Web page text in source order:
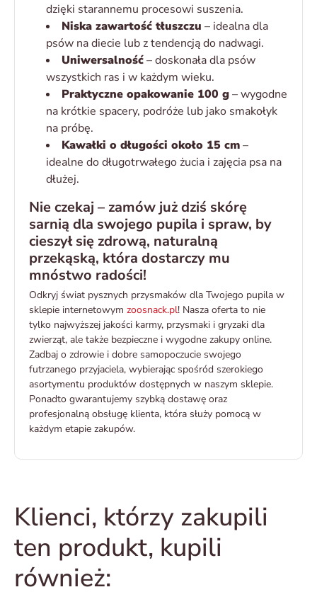
dzięki starannemu procesowi suszenia.
Niska zawartość tłuszczu – idealna dla
psów na diecie lub z tendencją do nadwagi.
Uniwersalność– doskonała dla psów
wszystkich ras i w każdym wieku.
Praktyczne opakowanie 100 g– wygodne
na krótkie spacery, podróże lub jako smakołyk
na próbę.
Kawałki o długości około 15 cm–
idealne do długotrwałego żucia i zajęcia psa na
dłużej.
Nie czekaj – zamów już dziś skórę
sarnią dla swojego pupila i spraw, by
cieszył się zdrową, naturalną
przekąską, która dostarczy mu
mnóstwo radości!
Odkryj świat pysznych przysmaków dla Twojego pupila w
sklepie internetowym zoosnack.pl! Nasza oferta to nie
tylko najwyższej jakości karmy, przysmaki i gryzaki dla
zwierząt, ale także bezpieczne i wygodne zakupy online.
Zadbaj o zdrowie i dobre samopoczucie swojego
futrzanego przyjaciela, wybierając spośród szerokiego
asortymentu produktów dostępnych w naszym sklepie.
Ponadto gwarantujemy szybką dostawę oraz
profesjonalną obsługę klienta, która służy pomocą w
każdym etapie zakupów.
Klienci, którzy zakupili
ten produkt, kupili
również: